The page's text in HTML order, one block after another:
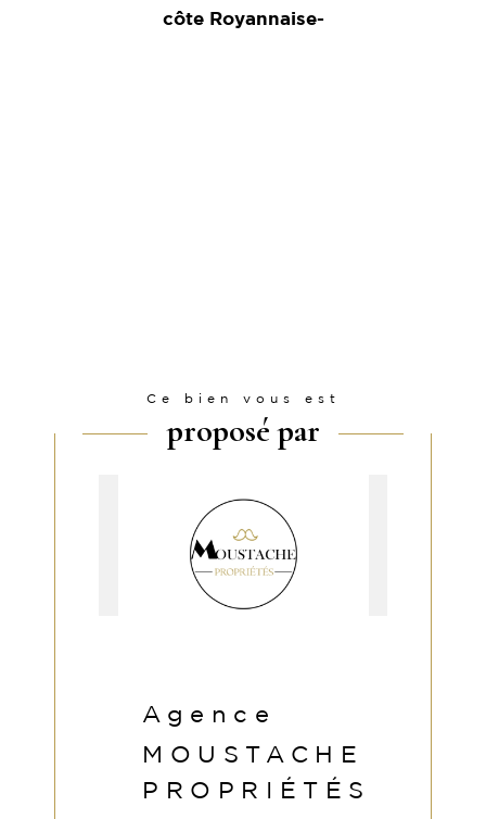
côte Royannaise-
Ce bien vous est
proposé par
Agence
MOUSTACHE
PROPRIÉTÉS